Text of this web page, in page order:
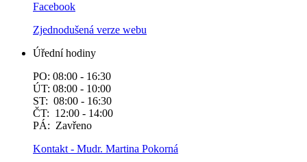
Facebook
Zjednodušená verze webu
Úřední hodiny
PO: 08:00 - 16:30
ÚT: 08:00 - 10:00
ST: 08:00 - 16:30
ČT: 12:00 - 14:00
PÁ: Zavřeno
Kontakt - Mudr. Martina Pokorná